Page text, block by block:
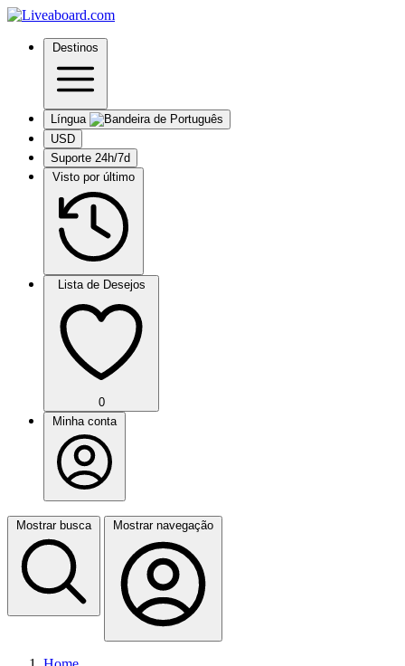
Destinos
Língua
USD
Suporte 24h/7d
Visto por último
Lista de Desejos
0
Minha conta
Mostrar busca Mostrar navegação